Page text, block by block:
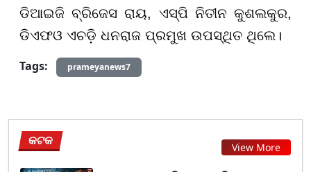
ଡିଆଇଜି ବ୍ରିଜେସ ରାୟ, ଏସ୍ପି ନିତୀନ କୁଶଲକୁର,
ଡିଏଫଓ ଏଚଡ଼ି ଧନରାଜ ପ୍ରମୁଖ ଉପସ୍ଥିତ ଥିଲେ।
Tags:
prameyanews7
କଟକ View More